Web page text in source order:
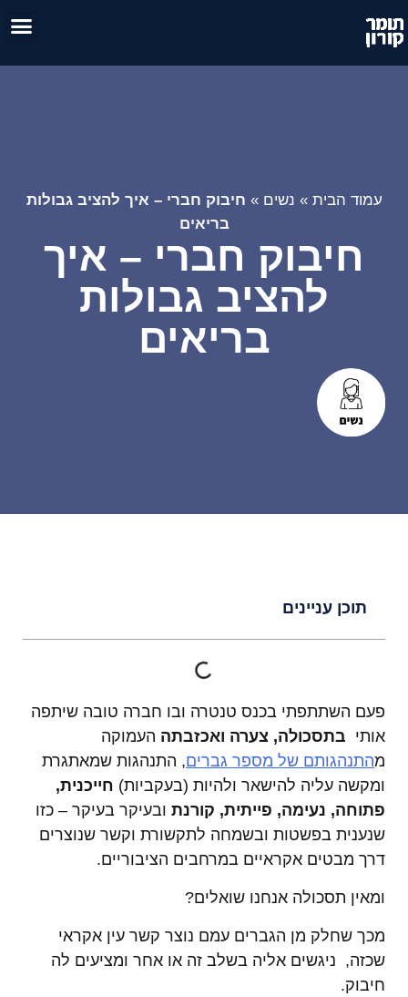
עמוד הבית » נשים » חיבוק חברי – איך להציב גבולות
בריאים
חיבוק חברי – איך
להציב גבולות
בריאים
תוכן עניינים
פעם השתתפתי בכנס טנטרה ובו חברה טובה שיתפה
אותי בתסכולה, צערה ואכזבתה העמוקה
מהתנהגותם של מספר גברים, התנהגות שמאתגרת
ומקשה עליה להישאר ולהיות (בעקביות) חייכנית,
פתוחה, נעימה, פייתית, קורנת ובעיקר בעיקר – כזו
שנענית בפשטות ובשמחה לתקשורת וקשר שנוצרים
דרך מבטים אקראיים במרחבים הציבוריים.
ומאין תסכולה אנחנו שואלים?
מכך שחלק מן הגברים עמם נוצר קשר עין אקראי
שכזה, ניגשים אליה בשלב זה או אחר ומציעים לה
חיבוק.